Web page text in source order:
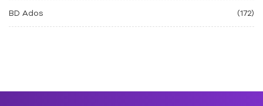
BD Ados (172)